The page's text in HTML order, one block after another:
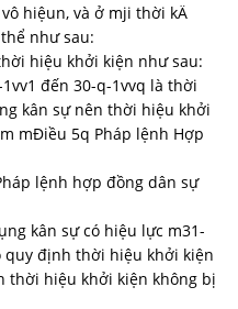
hiệun, và ở mji thời kÄ
như sau:
hiệu khởi kiện như sau:
đến 30-q-1vvq là thời
kân sự nên thời hiệu khởi
mĐiều 5q Pháp lệnh Hợp
lệnh hợp đồng dân sự
kân sự có hiệu lực m31-
quy định thời hiệu khởi kiện
thời hiệu khởi kiện không bị